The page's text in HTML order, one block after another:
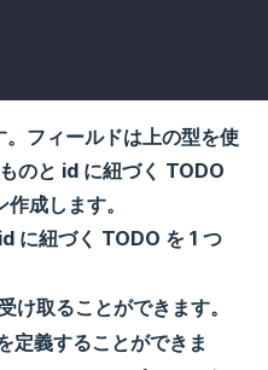
フィールドは上の型を使
のと id に紐づく TODO
成します。
に紐づく TODO を 1 つ
け取ることができます。
定義することができま